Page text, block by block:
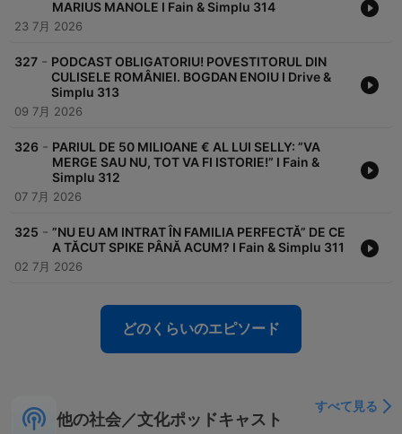
MARIUS MANOLE I Fain & Simplu 314
23 7月 2026
327 - PODCAST OBLIGATORIU! POVESTITORUL DIN
CULISELE ROMÂNIEI. BOGDAN ENOIU I Drive &
Simplu 313
09 7月 2026
326 - PARIUL DE 50 MILIOANE € AL LUI SELLY: ”VA
MERGE SAU NU, TOT VA FI ISTORIE!” I Fain &
Simplu 312
07 7月 2026
325 - ”NU EU AM INTRAT ÎN FAMILIA PERFECTĂ” DE CE
A TĂCUT SPIKE PÂNĂ ACUM? I Fain & Simplu 311
02 7月 2026
どのくらいのエピソード
他の社会／文化ポッドキャスト
すべて見る